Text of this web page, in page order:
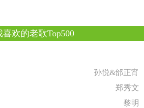
喜欢的老歌Top500
孙悦&邰正宵
郑秀文
黎明